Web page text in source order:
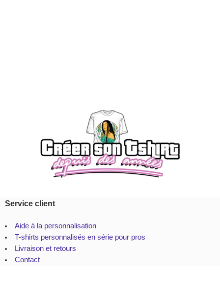
Service client
Aide à la personnalisation
T-shirts personnalisés en série pour pros
Livraison et retours
Contact